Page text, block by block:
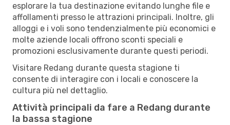
esplorare la tua destinazione evitando lunghe file e
affollamenti presso le attrazioni principali. Inoltre, gli
alloggi e i voli sono tendenzialmente più economici e
molte aziende locali offrono sconti speciali e
promozioni esclusivamente durante questi periodi.
Visitare Redang durante questa stagione ti
consente di interagire con i locali e conoscere la
cultura più nel dettaglio.
Attività principali da fare a Redang durante
la bassa stagione